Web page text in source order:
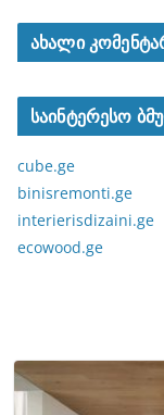
ახალი
საინტერესო
cube.ge
binisremonti.ge
interierisdizaini.ge
ecowood.ge